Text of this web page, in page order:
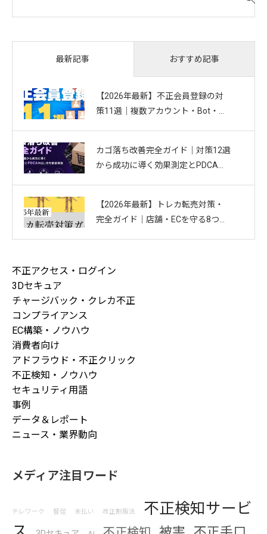
対
最新記事 おすすめ記事
【2026年最新】不正会員登録の対
策11選｜複数アカウント・Bot・捨
カゴ落ち改善完全ガイド｜対策12選
から成功に導く効果測定とPDCAの
【2026年最新】トレカ転売対策・
完全ガイド｜店舗・ECを守る8つの
不正アクセス・ログイン
3Dセキュア
チャージバック・クレカ不正
コンプライアンス
EC構築・ノウハウ
消費者向け
アドフラウド・不正クリック
不正検知・ノウハウ
セキュリティ用語
事例
データ＆レポート
ニュース・業界動向
メディア注目ワード
テレワーク 督促 未払い 改正割販法
不正検知サービ